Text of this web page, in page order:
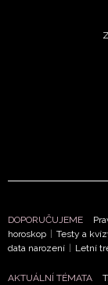
Přihlášením k
DOPORUČUJEME
horoskop
Testy a
data narození
Letní
AKTUÁLNÍ TÉMATA